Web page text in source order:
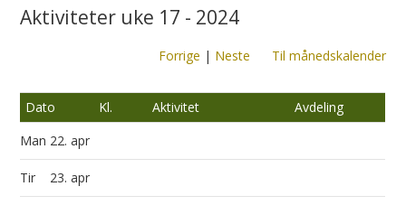
Aktiviteter uke 17 - 2024
Forrige | Neste Til månedskalender
Dato Kl. Aktivitet
Avdeling
Man 22. apr
Tir 23. apr